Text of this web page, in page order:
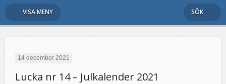
VISA MENY SÖK
14 december 2021
Lucka nr 14 – Julkalender 2021